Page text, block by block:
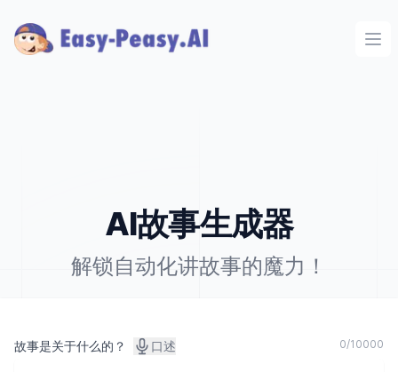
AI故事生成器
解锁自动化讲故事的魔力！
故事是关于什么的？ 口述 0/10000